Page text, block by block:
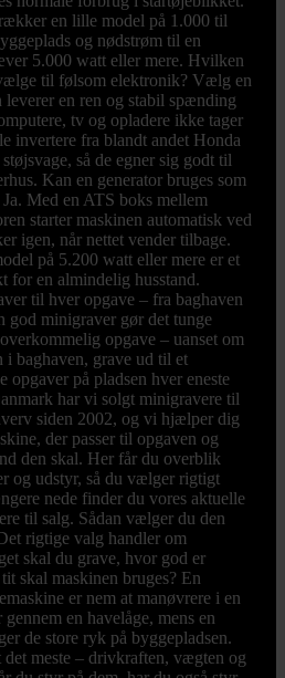
en lille model på 1.000 til
og nødstrøm til en
5.000 watt eller mere. Hvilken
til følsom elektronik? Vælg en
leverer en ren og stabil spænding
tv og opladere ikke tager
invertere fra blandt andet Honda
så de egner sig godt til
Kan en generator bruges som
Med en ATS boks mellem
starter maskinen automatisk ved
igen, når nettet vender tilbage.
på 5.200 watt eller mere er et
for en almindelig husstand.
til hver opgave – fra baghaven
god minigraver gør det tunge
opgave – uanset om
baghaven, grave ud til et
opgaver på pladsen hver eneste
har vi solgt minigravere til
siden 2002, og vi hjælper dig
der passer til opgaven og
den skal. Her får du overblik
og udstyr, så du vælger rigtigt
nede finder du vores aktuelle
til salg. Sådan vælger du den
rigtige valg handler om
skal du grave, hvor god er
skal maskinen bruges? En
er nem at manøvrere i en
en havelåge, mens en
de store ryk på byggepladsen.
meste – drivkraften, vægten og